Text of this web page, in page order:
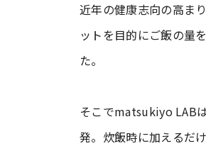
近年の健康志向の高ま
ットを目的にご飯の量
た。
そこでmatsukiyo LAB
発。炊飯時に加えるだ